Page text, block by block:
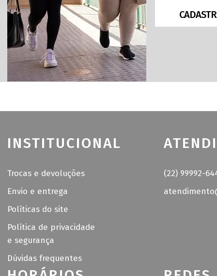
INSTITUCIONAL
Trocas e devoluções
Envio e entrega
Políticas do site
Política de privacidade
e segurança
Dúvidas frequentes
(22) 99992-